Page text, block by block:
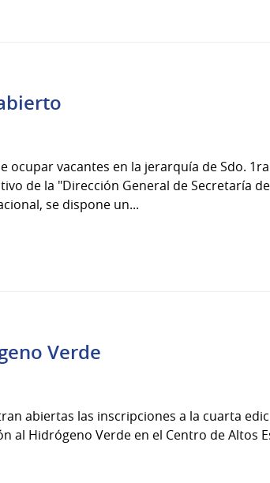
ocupar vacantes en la jerarquía de Sdo.
de la "Dirección General de Secretaría
se dispone un...
Verde
abiertas las inscripciones a la cuarta
al Hidrógeno Verde en el Centro de Altos